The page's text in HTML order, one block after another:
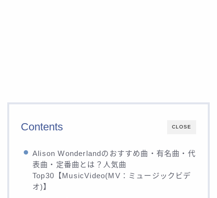
CLOSE
Contents
Alison Wonderlandのおすすめ曲・有名曲・代
表曲・定番曲とは？人気曲
Top30【MusicVideo(MV：ミュージックビデ
オ)】